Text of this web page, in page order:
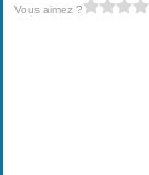
Vous aimez ?